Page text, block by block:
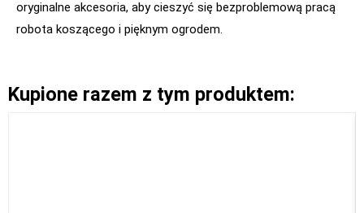
oryginalne akcesoria, aby cieszyć się bezproblemową pracą
robota koszącego i pięknym ogrodem.
Kupione razem z tym produktem: